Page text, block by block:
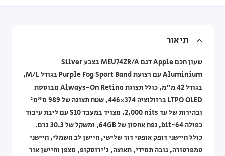
תיאור
שעון חכם Apple דגם MEU74ZR/A בצבע Silver
Aluminium עם רצועת Purple Fog Sport Band בגודל M/L,
בגודל 42 מ"מ, כולל תצוגת Always-On Retina מבוססת
LTPO OLED ברזולוציה 374×446, שטח תצוגה של 989 מ"מ²
ובהירות של עד ‎2,000‎ nits. מצויד במעבד S10 עם ליבת עיבוד
כפולה 64-bit, נפח אחסון של 64GB, ומשקל של 30.3 גרם.
כולל חיישני דופק אופטי דור שלישי, חיישן לב חשמלי, חיישני
טמפרטורה, גובה תמידי, תאוצה, ג'ירוסקופ, מצפן וחיישן אור